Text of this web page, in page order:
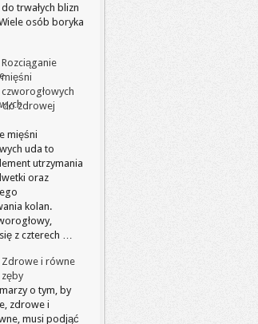
trwałych blizn
osób boryka
Rozciąganie
mięśni
czworogłowych
do zdrowej
mięśni
uda to
utrzymania
oraz
kolan.
z czterech …
Zdrowe i równe
zęby
o tym, by
zdrowe i
musi podjąć